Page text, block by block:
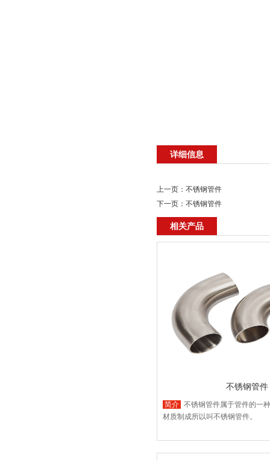
详细信息
上一页： 不锈钢管件
下一页： 不锈钢管件
相关产品
不锈钢管件
简介 不锈钢管件属于管件的一
材质制成所以叫不锈钢管件。